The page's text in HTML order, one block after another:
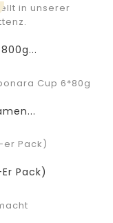
Pack)